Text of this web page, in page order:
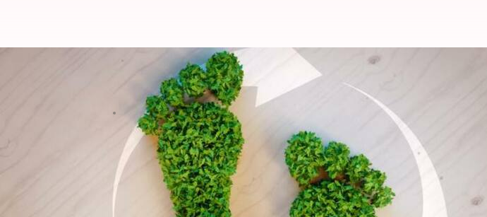
உலக சுற்றுச்சூழல் தினம்:
குறைத்து பயணிக்க டிப்ஸ்!
Jun 05, 2023 02:09 pm
செய்தி முன்னோட்டம்
பயணிப்பதும் புதிய இடங்களை ஆராய்ந்து சுற்றி பார்ப்பதும்
செய்வதால் நமது சுற்றுசூழலுக்கு நாம் ஏற்படுத்தும்